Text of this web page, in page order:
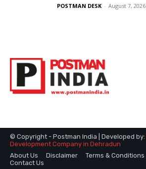
POSTMAN DESK - August 7, 2026
© Copyright - Postman India | Developed by:
Development Company in Dehradun
About Us
Disclaimer Terms & Conditions
Contact Us